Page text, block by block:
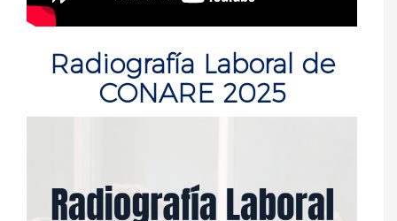
Radiografía Laboral de
CONARE 2025